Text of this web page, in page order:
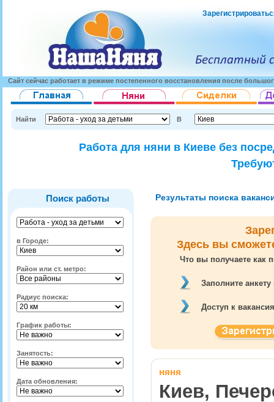
Сайт сейчас работает в режиме постепенного восстановления после
Найти В
Работа для няни в Киеве без
Поиск работы
в Городе:
Район или ст. метро:
Радиус поиска:
График работы:
Занятость:
Дата обновления:
Результаты поиска
Здесь вы
Что вы получаете как
Заполните
Доступ к
няня
Киев,